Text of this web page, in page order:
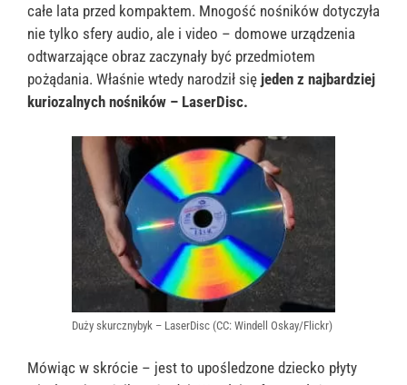
całe lata przed kompaktem. Mnogość nośników dotyczyła
nie tylko sfery audio, ale i video – domowe urządzenia
odtwarzające obraz zaczynały być przedmiotem
pożądania. Właśnie wtedy narodził się jeden z najbardziej
kuriozalnych nośników – LaserDisc.
Duży skurcznybyk – LaserDisc (CC: Windell Oskay/Flickr)
Mówiąc w skrócie – jest to upośledzone dziecko płyty